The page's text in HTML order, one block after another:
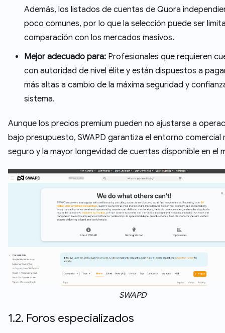
Además, los listados de cuentas de Quora
poco comunes, por lo que la selección puede ser
comparación con los mercados masivos.
Mejor adecuado para: Profesionales que requieren
con autoridad de nivel élite y están dispuestos a
más altas a cambio de la máxima seguridad y
sistema.
Aunque los precios premium pueden no ajustarse a
bajo presupuesto, SWAPD garantiza el entorno comercial
seguro y la mayor longevidad de cuentas disponible en el
SWAPD
1.2. Foros especializados